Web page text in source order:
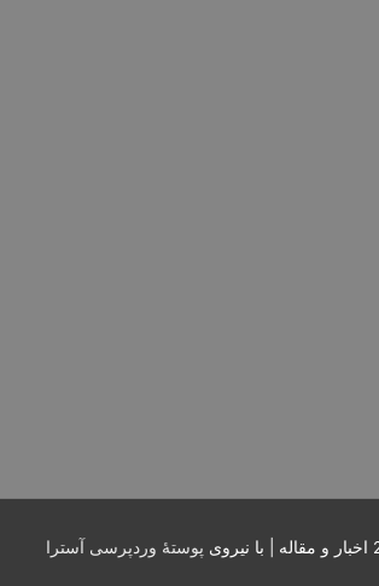
اخبار و مقاله | با نیروی پوستهٔ وردپرسی آسترا